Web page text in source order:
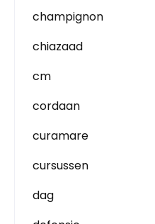
champignon
chiazaad
cm
cordaan
curamare
cursussen
dag